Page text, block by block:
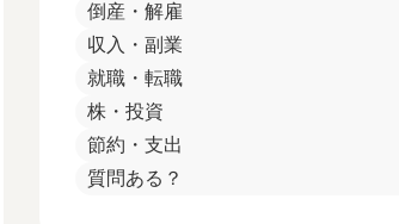
倒産・解雇
収入・副業
就職・転職
株・投資
節約・支出
質問ある？